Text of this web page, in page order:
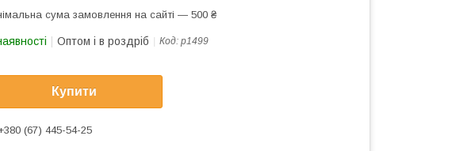
сума замовлення на сайті — 500 ₴
Оптом і в роздріб Код: p1499
Купити
(67) 445-54-25